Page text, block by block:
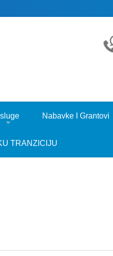
Nabavke I Grantovi
TRANZICIJU